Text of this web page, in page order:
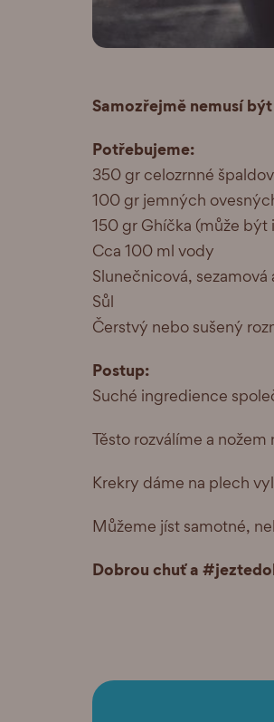
Samozřejmě nemusí
Potřebujeme:
350 gr celozrnné
100 gr jemných
150 gr Ghíčka (může být
Cca 100 ml vody
Slunečnicová, sezamová
Sůl
Čerstvý nebo sušený
Postup:
Suché ingredience
Těsto rozválíme a
Krekry dáme na plech
Můžeme jíst samotné,
Dobrou chuť a